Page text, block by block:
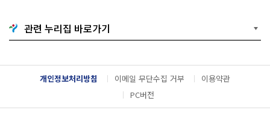
기
G
o
g
l
e
l
e
서
다
운
드
관련 누리집 바로가기
개인정보처리방침 이메일 무단수집 거부
이용약관
PC버전